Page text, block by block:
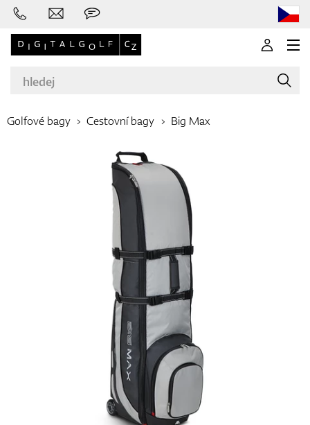
Značky
Golfové hole
Oblečení
Boty
Rukavice
Golfové bagy Cestovní bagy Big Max